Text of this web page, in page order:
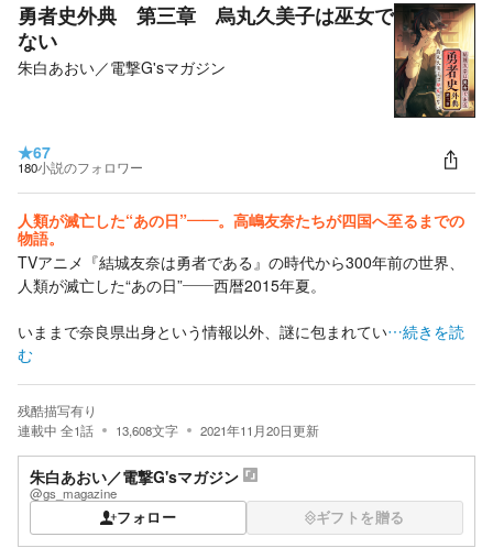
勇者史外典 第三章 烏丸久美子は巫女で
ない
朱白あおい／電撃G'sマガジン
★67
180小説のフォロワー
人類が滅亡した“あの日”――。高嶋友奈たちが四国へ至るまでの
物語。
TVアニメ『結城友奈は勇者である』の時代から300年前の世界、
人類が滅亡した“あの日”――西暦2015年夏。
いままで奈良県出身という情報以外、謎に包まれてい…続きを読
む
残酷描写有り
連載中 全1話 13,608文字 2021年11月20日更新
朱白あおい／電撃G'sマガジン
@gs_magazine
フォロー ギフトを贈る